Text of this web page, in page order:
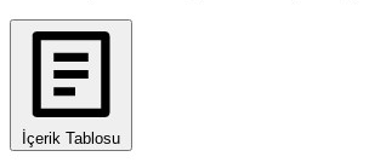
İçerik Tablosu